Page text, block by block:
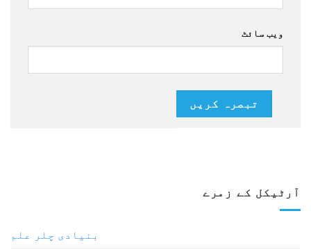
ویب سائٹ
آرٹیکل کے زمرے
بنیادی چلر علم